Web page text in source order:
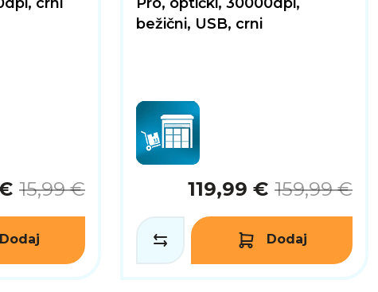
15,99 €
Dodaj
bežični, USB, crni
119,99 € 159,99 €
Dodaj